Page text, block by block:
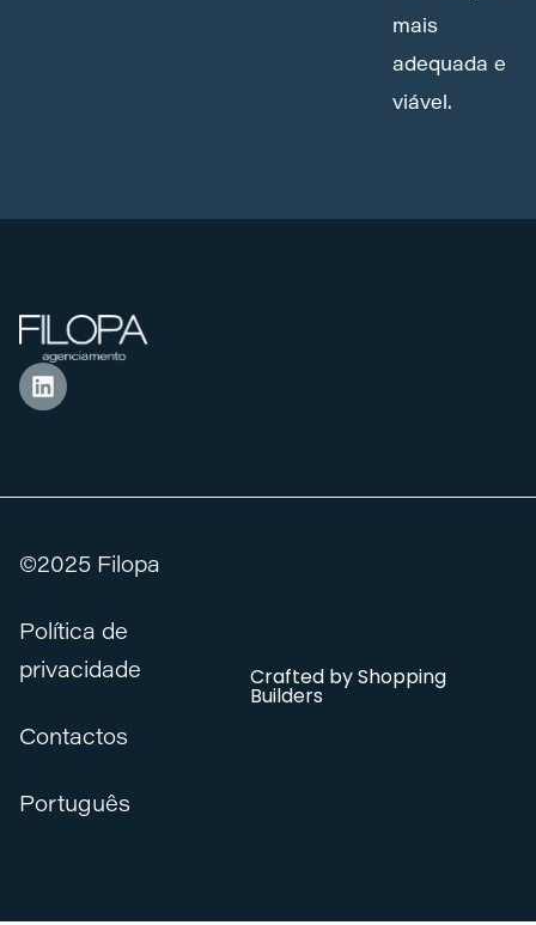
mais
adequada e
viável.
©2025 Filopa
Política de
privacidade
Contactos
Português
Crafted byShopping
Builders